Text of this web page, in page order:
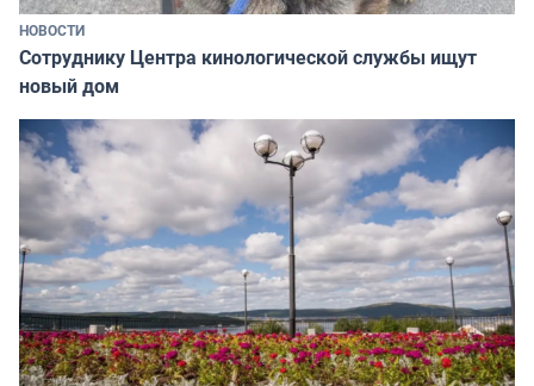
НОВОСТИ
Сотруднику Центра кинологической службы ищут
новый дом